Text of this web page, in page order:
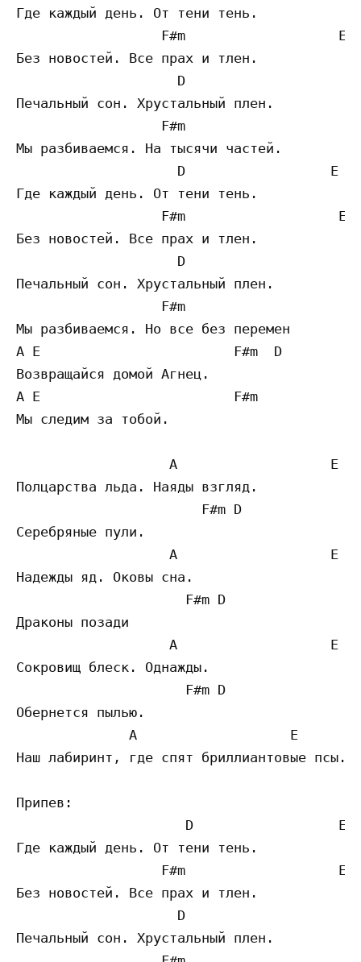
Где каждый день. От тени тень.
                  F#m                   E
Без новостей. Все прах и тлен.
D
Печальный сон. Хрустальный плен.
F#m
Мы разбиваемся. На тысячи частей.
                    D                  E
Где каждый день. От тени тень.
                  F#m                   E
Без новостей. Все прах и тлен.
D
Печальный сон. Хрустальный плен.
F#m
Мы разбиваемся. Но все без перемен
A E                        F#m  D
Возвращайся домой Агнец.
A E                        F#m           A D
Мы следим за тобой.
                   A                   E
Полцарства льда. Наяды взгляд.
                       F#m D
Серебряные пули.
                   A                   E
Надежды яд. Оковы сна.
                     F#m D
Драконы позади
                   A                   E
Сокровищ блеск. Однажды.
                     F#m D
Обернется пылью.
A                   E
Наш лабиринт, где спят бриллиантовые псы.
Припев:
                     D                  E
Где каждый день. От тени тень.
                  F#m                   E
Без новостей. Все прах и тлен.
D
Печальный сон. Хрустальный плен.